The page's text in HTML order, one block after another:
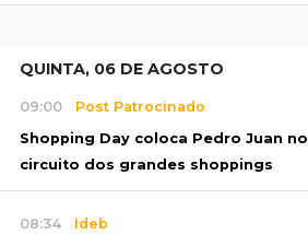
QUINTA, 06 DE AGOSTO
09:00 Post Patrocinado
Shopping Day coloca Pedro Juan no
circuito dos grandes shoppings
08:34 Ideb